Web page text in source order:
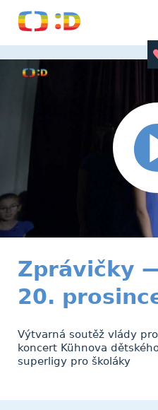
Zprávičky
20.
Výtvarná soutěž vlády
koncert Kühnova
superligy pro školáky